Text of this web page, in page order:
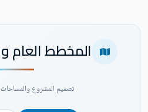
المخطط العام
تصميم المشروع